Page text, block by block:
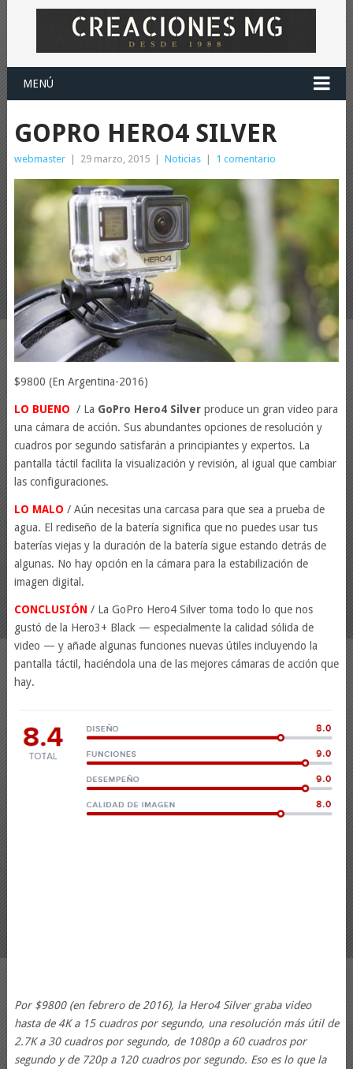
MENÚ
GOPRO HERO4 SILVER
webmaster 29 marzo, 2015 Noticias 1 comentario
$9800 (En Argentina-2016)
LO BUENO / La GoPro Hero4 Silverproduce un gran video para
una cámara de acción. Sus abundantes opciones de resolución y
cuadros por segundo satisfarán a principiantes y expertos. La
pantalla táctil facilita la visualización y revisión, al igual que cambiar
las configuraciones.
LO MALO / Aún necesitas una carcasa para que sea a prueba de
agua. El rediseño de la batería significa que no puedes usar tus
baterías viejas y la duración de la batería sigue estando detrás de
algunas. No hay opción en la cámara para la estabilización de
imagen digital.
CONCLUSIÓN / La GoPro Hero4 Silver toma todo lo que nos
gustó de la Hero3+ Black — especialmente la calidad sólida de
video — y añade algunas funciones nuevas útiles incluyendo la
pantalla táctil, haciéndola una de las mejores cámaras de acción que
hay.
Por $9800 (en febrero de 2016), la Hero4 Silver graba video
hasta de 4K a 15 cuadros por segundo, una resolución más útil de
2.7K a 30 cuadros por segundo, de 1080p a 60 cuadros por
segundo y de 720p a 120 cuadros por segundo. Eso es lo que la